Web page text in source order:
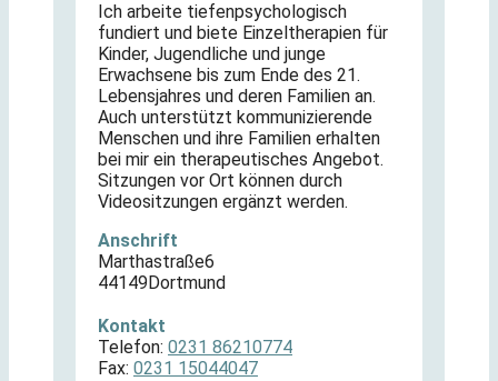
Ich arbeite tiefenpsychologisch
fundiert und biete Einzeltherapien für
Kinder, Jugendliche und junge
Erwachsene bis zum Ende des 21.
Lebensjahres und deren Familien an.
Auch unterstützt kommunizierende
Menschen und ihre Familien erhalten
bei mir ein therapeutisches Angebot.
Sitzungen vor Ort können durch
Videositzungen ergänzt werden.
Anschrift
Marthastraße6
44149 Dortmund
Kontakt
Telefon: 0231 86210774
Fax: 0231 15044047